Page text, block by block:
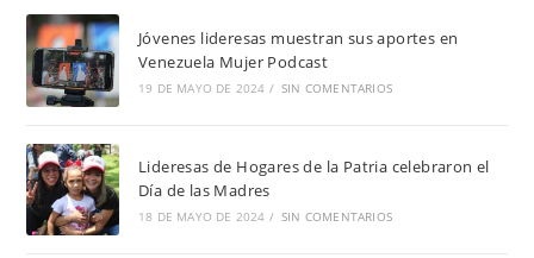
Jóvenes lideresas muestran sus aportes en
Venezuela Mujer Podcast
19 DE MAYO DE 2024 / SIN COMENTARIOS
Lideresas de Hogares de la Patria celebraron el
Día de las Madres
18 DE MAYO DE 2024 / SIN COMENTARIOS